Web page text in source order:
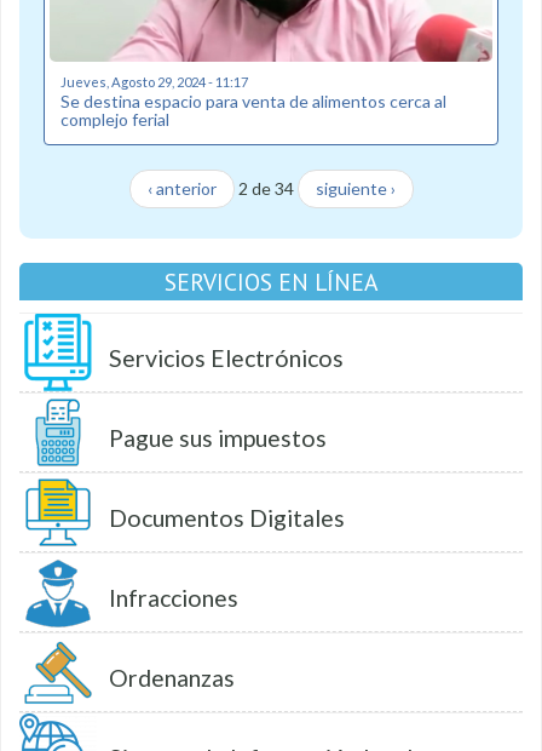
Jueves, Agosto 29, 2024 - 11:17
Se destina espacio para venta de alimentos cerca al
complejo ferial
‹ anterior 2 de 34 siguiente ›
SERVICIOS EN LÍNEA
Servicios Electrónicos
Pague sus impuestos
Documentos Digitales
Infracciones
Ordenanzas